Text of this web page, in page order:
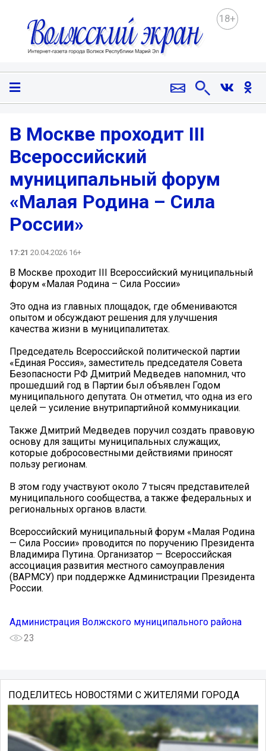
18+
В Москве проходит III
Всероссийский
муниципальный форум
«Малая Родина – Сила
России»
17:21 20.04.2026 16+
В Москве проходит III Всероссийский муниципальный
форум «Малая Родина – Сила России»
Это одна из главных площадок, где обмениваются
опытом и обсуждают решения для улучшения
качества жизни в муниципалитетах.
Председатель Всероссийской политической партии
«Единая Россия», заместитель председателя Совета
Безопасности РФ Дмитрий Медведев напомнил, что
прошедший год в Партии был объявлен Годом
муниципального депутата. Он отметил, что одна из его
целей — усиление внутрипартийной коммуникации.
Также Дмитрий Медведев поручил создать правовую
основу для защиты муниципальных служащих,
которые добросовестными действиями приносят
пользу регионам.
В этом году участвуют около 7 тысяч представителей
муниципального сообщества, а также федеральных и
региональных органов власти.
Всероссийский муниципальный форум «Малая Родина
— Сила России» проводится по поручению Президента
Владимира Путина. Организатор — Всероссийская
ассоциация развития местного самоуправления
(ВАРМСУ) при поддержке Администрации Президента
России.
Администрация Волжского муниципального района
23
ПОДЕЛИТЕСЬ НОВОСТЯМИ С ЖИТЕЛЯМИ ГОРОДА